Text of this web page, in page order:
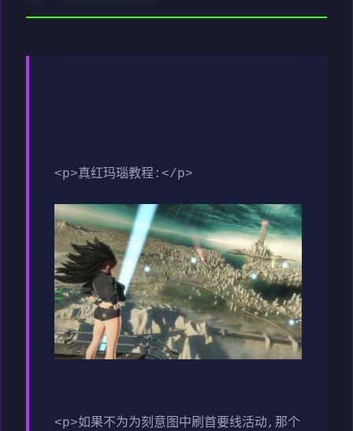
<p>真红玛瑙教程:</p>
<p>如果不为为刻意图中刷首要线活动,那个